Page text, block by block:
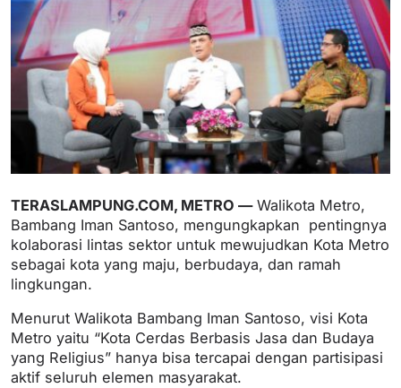
TERASLAMPUNG.COM, METRO —Walikota Metro,
Bambang Iman Santoso, mengungkapkan pentingnya
kolaborasi lintas sektor untuk mewujudkan Kota Metro
sebagai kota yang maju, berbudaya, dan ramah
lingkungan.
Menurut Walikota Bambang Iman Santoso, visi Kota
Metro yaitu “Kota Cerdas Berbasis Jasa dan Budaya
yang Religius” hanya bisa tercapai dengan partisipasi
aktif seluruh elemen masyarakat.